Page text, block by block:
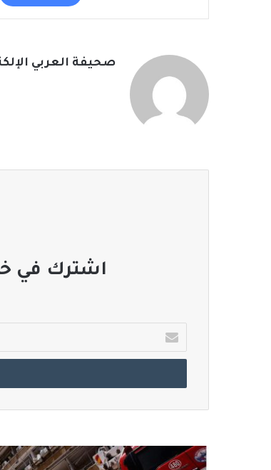
صحيفة العربي
اشترك في
بريدك
الإلكتروني
الصحة
الاسرائيلية: